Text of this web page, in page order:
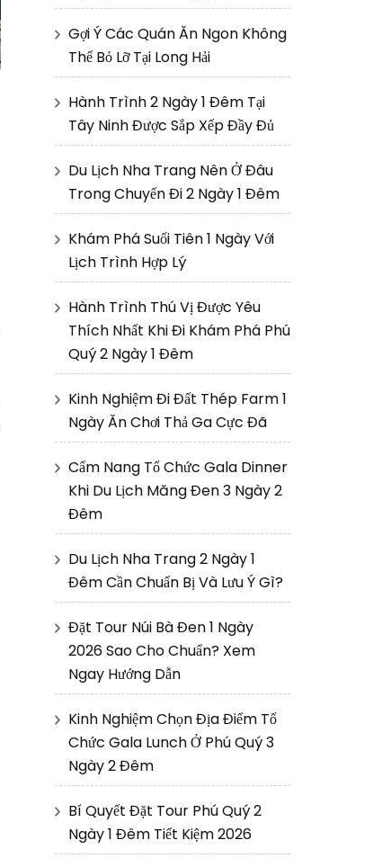
Gợi Ý Các Quán Ăn Ngon Không
Thể Bỏ Lỡ Tại Long Hải
Hành Trình 2 Ngày 1 Đêm Tại
Tây Ninh Được Sắp Xếp Đầy Đủ
Du Lịch Nha Trang Nên Ở Đâu
Trong Chuyến Đi 2 Ngày 1 Đêm
Khám Phá Suối Tiên 1 Ngày Với
Lịch Trình Hợp Lý
Hành Trình Thú Vị Được Yêu
Thích Nhất Khi Đi Khám Phá Phú
Quý 2 Ngày 1 Đêm
Kinh Nghiệm Đi Đất Thép Farm 1
Ngày Ăn Chơi Thả Ga Cực Đã
Cẩm Nang Tổ Chức Gala Dinner
Khi Du Lịch Măng Đen 3 Ngày 2
Đêm
Du Lịch Nha Trang 2 Ngày 1
Đêm Cần Chuẩn Bị Và Lưu Ý Gì?
Đặt Tour Núi Bà Đen 1 Ngày
2026 Sao Cho Chuẩn? Xem
Ngay Hướng Dẫn
Kinh Nghiệm Chọn Địa Điểm Tổ
Chức Gala Lunch Ở Phú Quý 3
Ngày 2 Đêm
Bí Quyết Đặt Tour Phú Quý 2
Ngày 1 Đêm Tiết Kiệm 2026